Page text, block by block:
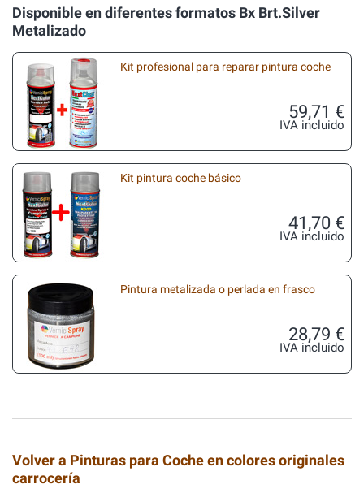
Disponible en diferentes formatos Bx Brt.Silver
Metalizado
Kit profesional para reparar pintura coche
59,71 €
IVA incluido
Kit pintura coche básico
41,70 €
IVA incluido
Pintura metalizada o perlada en frasco
28,79 €
IVA incluido
Volver a Pinturas para Coche en colores originales
carrocería